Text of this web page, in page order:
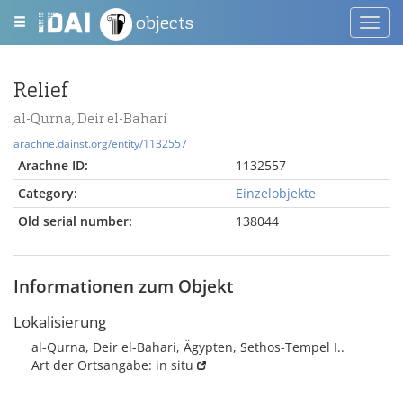
objects
Relief
al-Qurna, Deir el-Bahari
arachne.dainst.org/entity/1132557
Arachne ID:
1132557
Category:
Einzelobjekte
Old serial number:
138044
Informationen zum Objekt
Lokalisierung
al-Qurna, Deir el-Bahari, Ägypten, Sethos-Tempel I..
Art der Ortsangabe: in situ